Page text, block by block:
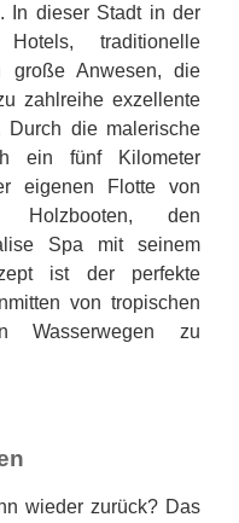
In dieser Stadt in der
traditionelle
große Anwesen, die
zahlreihe exzellente
Durch die malerische
ein fünf Kilometer
eigenen Flotte von
Holzbooten, den
Spa mit seinem
ist der perfekte
von tropischen
Wasserwegen zu
wieder zurück? Das